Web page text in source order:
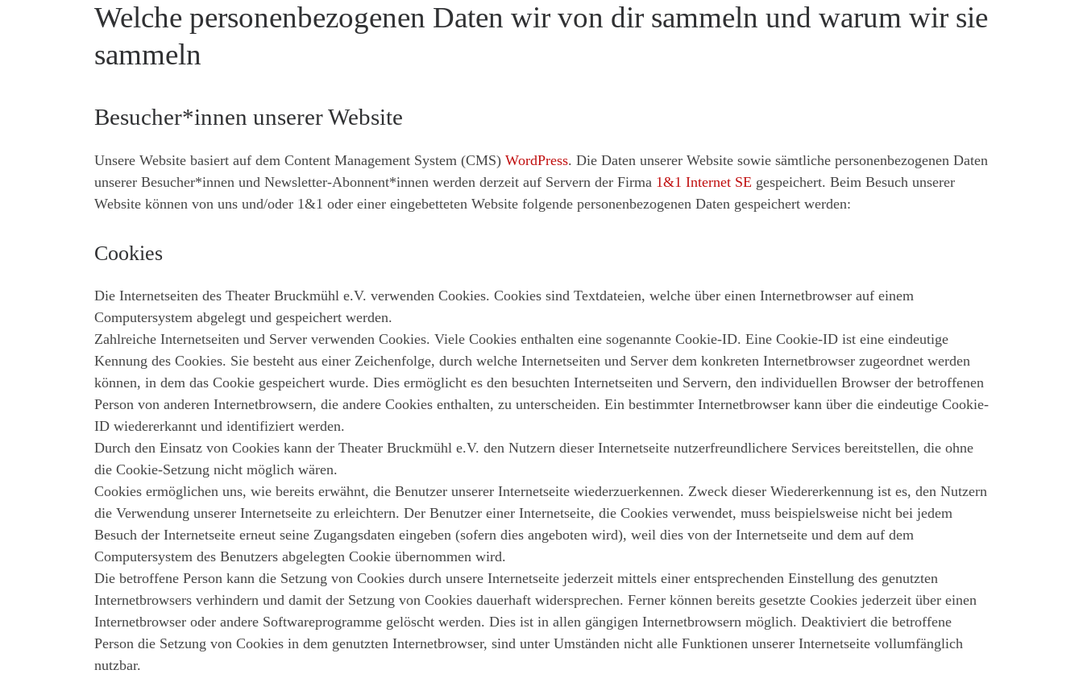
Welche personenbezogenen Daten wir von dir sammeln und warum wir sie
sammeln
Besucher*innen unserer Website
Unsere Website basiert auf dem Content Management System (CMS) WordPress. Die Daten unserer Website sowie sämtliche personenbezogenen Daten
unserer Besucher*innen und Newsletter-Abonnent*innen werden derzeit auf Servern der Firma 1&1 Internet SE gespeichert. Beim Besuch unserer
Website können von uns und/oder 1&1 oder einer eingebetteten Website folgende personenbezogenen Daten gespeichert werden:
Cookies
Die Internetseiten des Theater Bruckmühl e.V. verwenden Cookies. Cookies sind Textdateien, welche über einen Internetbrowser auf einem
Computersystem abgelegt und gespeichert werden.
Zahlreiche Internetseiten und Server verwenden Cookies. Viele Cookies enthalten eine sogenannte Cookie-ID. Eine Cookie-ID ist eine eindeutige
Kennung des Cookies. Sie besteht aus einer Zeichenfolge, durch welche Internetseiten und Server dem konkreten Internetbrowser zugeordnet werden
können, in dem das Cookie gespeichert wurde. Dies ermöglicht es den besuchten Internetseiten und Servern, den individuellen Browser der betroffenen
Person von anderen Internetbrowsern, die andere Cookies enthalten, zu unterscheiden. Ein bestimmter Internetbrowser kann über die eindeutige Cookie-
ID wiedererkannt und identifiziert werden.
Durch den Einsatz von Cookies kann der Theater Bruckmühl e.V. den Nutzern dieser Internetseite nutzerfreundlichere Services bereitstellen, die ohne
die Cookie-Setzung nicht möglich wären.
Cookies ermöglichen uns, wie bereits erwähnt, die Benutzer unserer Internetseite wiederzuerkennen. Zweck dieser Wiedererkennung ist es, den Nutzern
die Verwendung unserer Internetseite zu erleichtern. Der Benutzer einer Internetseite, die Cookies verwendet, muss beispielsweise nicht bei jedem
Besuch der Internetseite erneut seine Zugangsdaten eingeben (sofern dies angeboten wird), weil dies von der Internetseite und dem auf dem
Computersystem des Benutzers abgelegten Cookie übernommen wird.
Die betroffene Person kann die Setzung von Cookies durch unsere Internetseite jederzeit mittels einer entsprechenden Einstellung des genutzten
Internetbrowsers verhindern und damit der Setzung von Cookies dauerhaft widersprechen. Ferner können bereits gesetzte Cookies jederzeit über einen
Internetbrowser oder andere Softwareprogramme gelöscht werden. Dies ist in allen gängigen Internetbrowsern möglich. Deaktiviert die betroffene
Person die Setzung von Cookies in dem genutzten Internetbrowser, sind unter Umständen nicht alle Funktionen unserer Internetseite vollumfänglich
nutzbar.